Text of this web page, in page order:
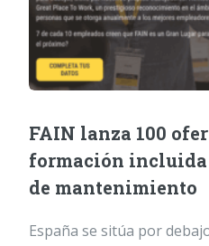
FAIN lanza 100
formación incluida
de mantenimiento
España se sitúa por